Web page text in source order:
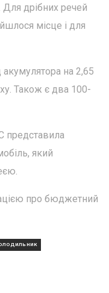
Для дрібних речей
місце і для
на 2,65
Також є два 100-
представила
який
про бюджетний